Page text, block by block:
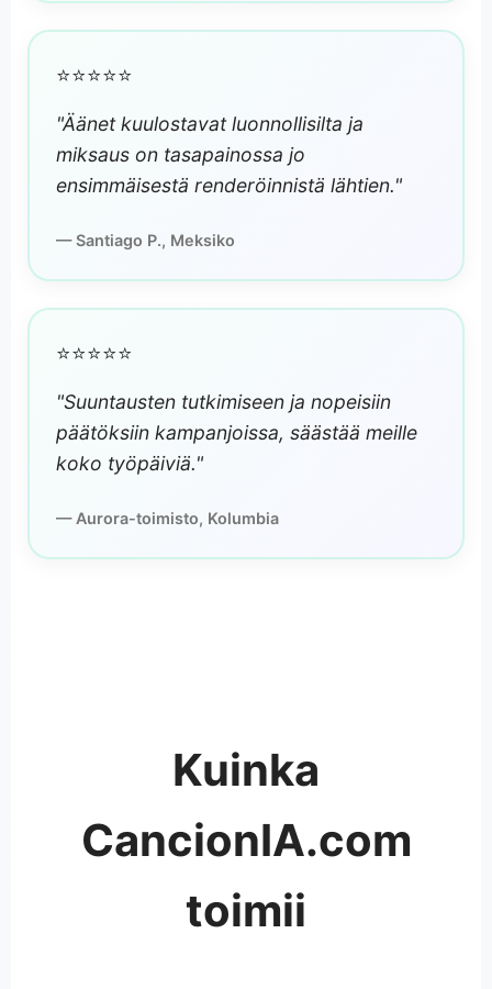
⭐⭐⭐⭐⭐
"Äänet kuulostavat luonnollisilta ja
miksaus on tasapainossa jo
ensimmäisestä renderöinnistä lähtien."
— Santiago P., Meksiko
⭐⭐⭐⭐⭐
"Suuntausten tutkimiseen ja nopeisiin
päätöksiin kampanjoissa, säästää meille
koko työpäiviä."
— Aurora-toimisto, Kolumbia
Kuinka
CancionIA.com
toimii